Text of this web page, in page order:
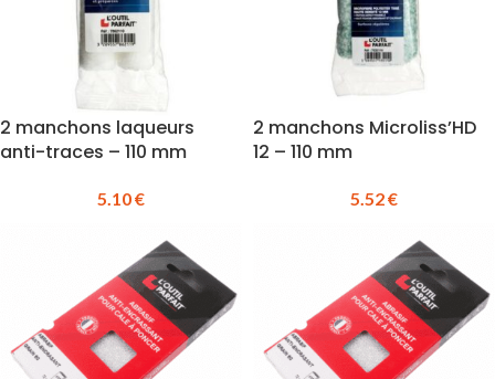
2 manchons laqueurs
anti-traces – 110 mm
5.10€
2 manchons Microliss’HD
12 – 110 mm
5.52€